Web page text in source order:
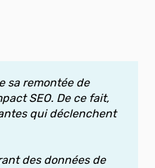
sa remontée de
SEO. De ce fait,
qui déclenchent
des données de